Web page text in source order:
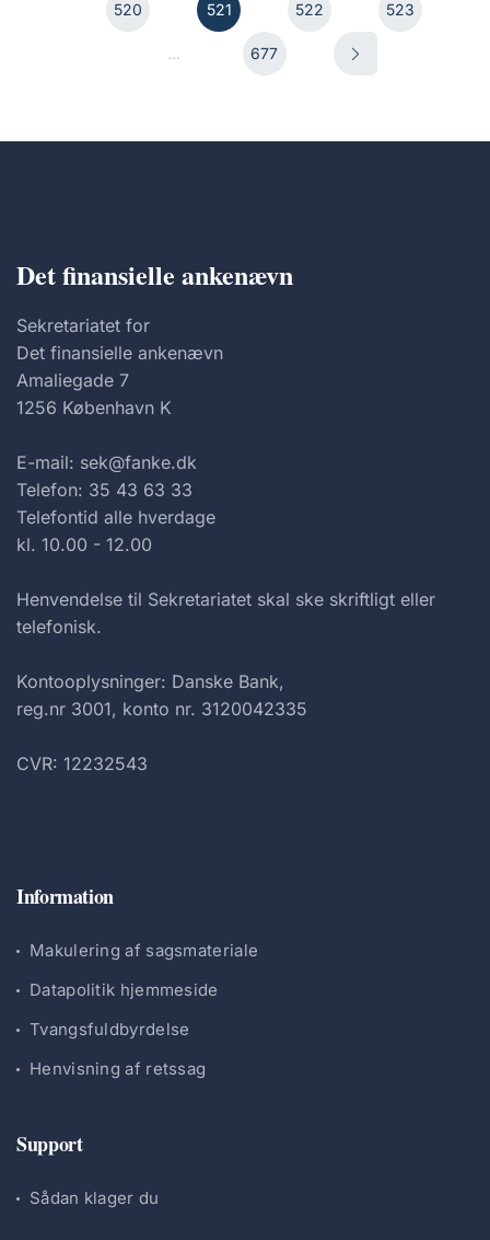
520 521 522 523
... 677
Det finansielle ankenævn
Sekretariatet for
Det finansielle ankenævn
Amaliegade 7
1256 København K
E-mail: sek@fanke.dk
Telefon: 35 43 63 33
Telefontid alle hverdage
kl. 10.00 - 12.00
Henvendelse til Sekretariatet skal ske skriftligt eller
telefonisk.
Kontooplysninger: Danske Bank,
reg.nr 3001, konto nr. 3120042335
CVR: 12232543
Information
Makulering af sagsmateriale
Datapolitik hjemmeside
Tvangsfuldbyrdelse
Henvisning af retssag
Support
Sådan klager du